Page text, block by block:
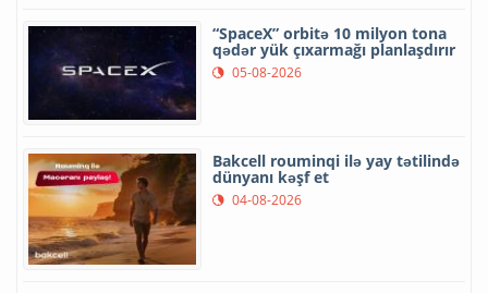
“SpaceX” orbitə 10 milyon tona
qədər yük çıxarmağı planlaşdırır
05-08-2026
Bakcell rouminqi ilə yay tətilində
dünyanı kəşf et
04-08-2026